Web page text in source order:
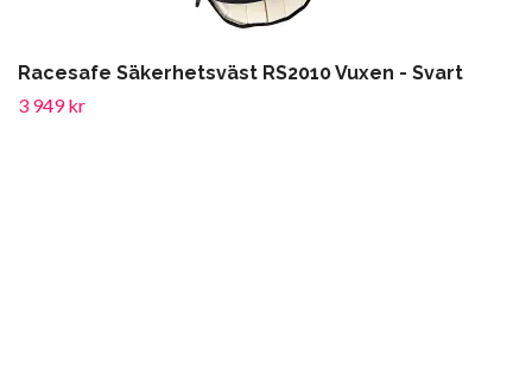
Racesafe Säkerhetsväst RS2010 Vuxen - Svart
3 949 kr